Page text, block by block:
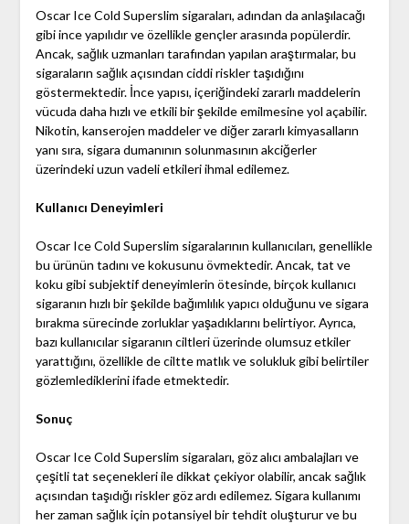
Oscar Ice Cold Superslim sigaraları, adından da anlaşılacağı
gibi ince yapılıdır ve özellikle gençler arasında popülerdir.
Ancak, sağlık uzmanları tarafından yapılan araştırmalar, bu
sigaraların sağlık açısından ciddi riskler taşıdığını
göstermektedir. İnce yapısı, içeriğindeki zararlı maddelerin
vücuda daha hızlı ve etkili bir şekilde emilmesine yol açabilir.
Nikotin, kanserojen maddeler ve diğer zararlı kimyasalların
yanı sıra, sigara dumanının solunmasının akciğerler
üzerindeki uzun vadeli etkileri ihmal edilemez.
Kullanıcı Deneyimleri
Oscar Ice Cold Superslim sigaralarının kullanıcıları, genellikle
bu ürünün tadını ve kokusunu övmektedir. Ancak, tat ve
koku gibi subjektif deneyimlerin ötesinde, birçok kullanıcı
sigaranın hızlı bir şekilde bağımlılık yapıcı olduğunu ve sigara
bırakma sürecinde zorluklar yaşadıklarını belirtiyor. Ayrıca,
bazı kullanıcılar sigaranın ciltleri üzerinde olumsuz etkiler
yarattığını, özellikle de ciltte matlık ve solukluk gibi belirtiler
gözlemlediklerini ifade etmektedir.
Sonuç
Oscar Ice Cold Superslim sigaraları, göz alıcı ambalajları ve
çeşitli tat seçenekleri ile dikkat çekiyor olabilir, ancak sağlık
açısından taşıdığı riskler göz ardı edilemez. Sigara kullanımı
her zaman sağlık için potansiyel bir tehdit oluşturur ve bu